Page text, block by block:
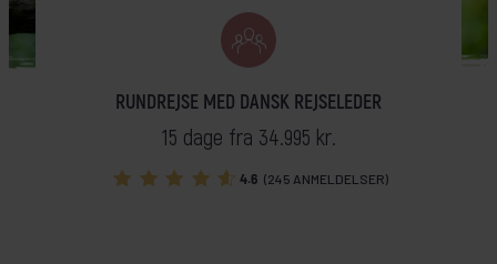
RUNDREJSE MED DANSK REJSELEDER
15 dage fra 34.995 kr.
4.6 (245 ANMELDELSER)